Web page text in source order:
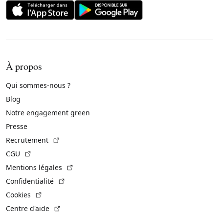
À propos
Qui sommes-nous ?
Blog
Notre engagement green
Presse
Recrutement
CGU
Mentions légales
Confidentialité
Cookies
Centre d'aide